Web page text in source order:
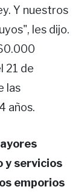
Y nuestros
les dijo.
21 de
las
años.
y servicios
emporios